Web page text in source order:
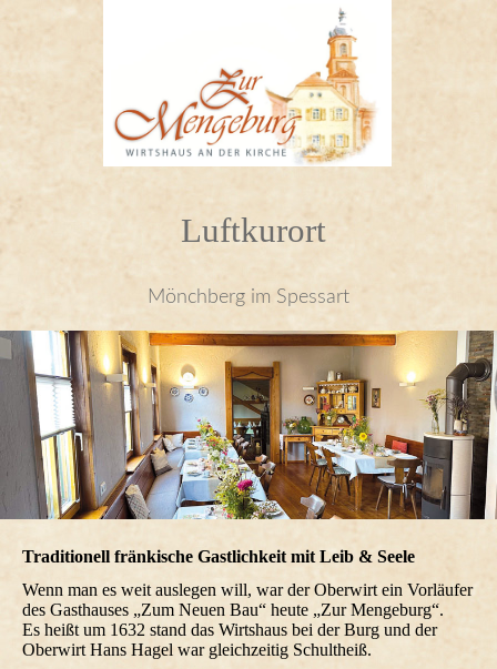
Luftkurort
Mönchberg im Spessart
Traditionell fränkische Gastlichkeit mit Leib & Seele
Wenn man es weit auslegen will, war der Oberwirt ein Vorläufer
des Gasthauses „Zum Neuen Bau“ heute „Zur Mengeburg“.
Es heißt um 1632 stand das Wirtshaus bei der Burg und der
Oberwirt Hans Hagel war gleichzeitig Schultheiß.